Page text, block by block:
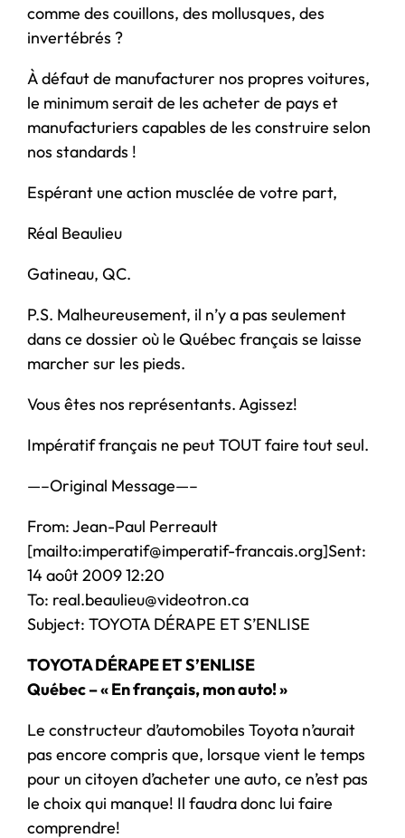
comme des couillons, des mollusques, des
invertébrés ?
À défaut de manufacturer nos propres voitures,
le minimum serait de les acheter de pays et
manufacturiers capables de les construire selon
nos standards !
Espérant une action musclée de votre part,
Réal Beaulieu
Gatineau, QC.
P.S. Malheureusement, il n’y a pas seulement
dans ce dossier où le Québec français se laisse
marcher sur les pieds.
Vous êtes nos représentants. Agissez!
Impératif français ne peut TOUT faire tout seul.
—–Original Message—–
From: Jean-Paul Perreault
[mailto:imperatif@imperatif-francais.org]Sent:
14 août 2009 12:20
To: real.beaulieu@videotron.ca
Subject: TOYOTA DÉRAPE ET S’ENLISE
TOYOTA DÉRAPE ET S’ENLISE
Québec – « En français, mon auto! »
Le constructeur d’automobiles Toyota n’aurait
pas encore compris que, lorsque vient le temps
pour un citoyen d’acheter une auto, ce n’est pas
le choix qui manque! Il faudra donc lui faire
comprendre!